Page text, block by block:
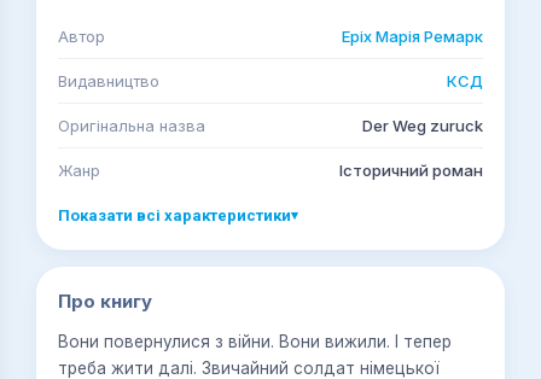
Автор Еріх Марія Ремарк
Видавництво КСД
Оригінальна назва Der Weg zuruck
Жанр Історичний роман
Показати всі характеристики▾
Про книгу
Вони повернулися з війни. Вони вижили. І тепер
треба жити далі. Звичайний солдат німецької